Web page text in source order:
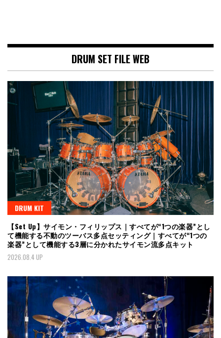
DRUM SET FILE WEB
DRUM KIT
【Set Up】サイモン・フィリップス｜すべてが“1つの楽器”とし
て機能する不動のツーバス多点セッティング｜すべてが“1つの
楽器”として機能する3層に分かれたサイモン流多点キット
2026.08.4 UP